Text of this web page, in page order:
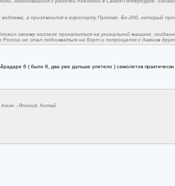
а приземлился в аэропорту Пулково. Бе-200, который
своему коллеге прокатиться на уникальной машине,
не стал подниматься на борт и попрощался с давним
6 ( было 8, два уже дальше улетело ) самолетов
- Япония, Китай